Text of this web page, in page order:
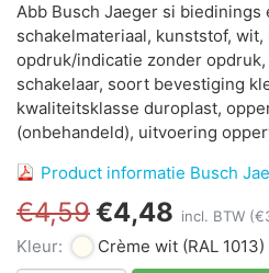
Abb Busch Jaeger si biedinings
schakelmateriaal, kunststof,
opdruk/indicatie zonder
schakelaar, soort bevestiging
kwaliteitsklasse duroplast,
(onbehandeld), uitvoering
Product informatie Busch
€4,59€4,48 incl. BTW
Kleur: Crème wit (RAL 1013)